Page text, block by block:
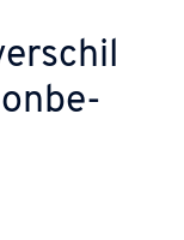
on­be­